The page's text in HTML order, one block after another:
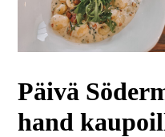
Päivä
hand